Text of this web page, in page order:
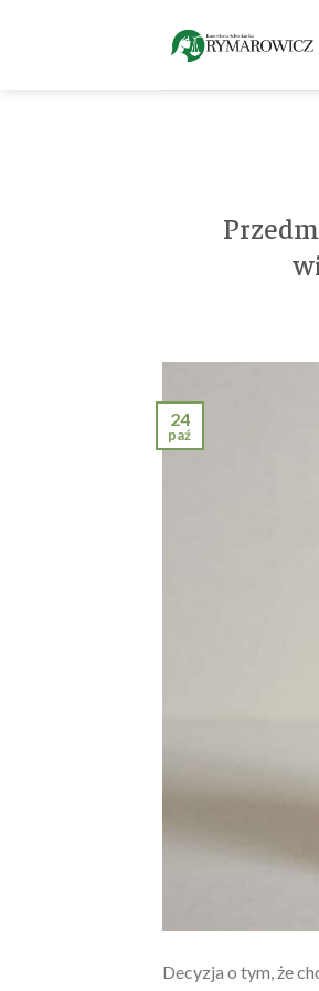
24
paź
Decyzja o tym, że